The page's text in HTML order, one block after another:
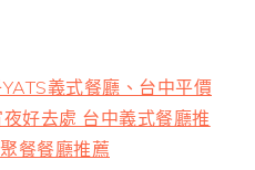
義式餐廳、台中平價
好去處 台中義式餐廳推
餐餐廳推薦